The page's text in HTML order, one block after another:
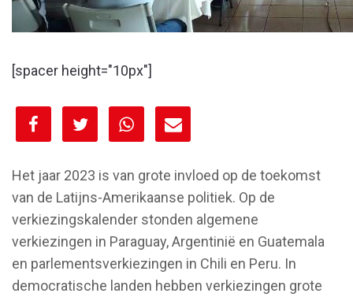
[spacer height="10px"]
[spacer height="10px"]
Het jaar 2023 is van grote invloed op de toekomst
van de Latijns-Amerikaanse politiek. Op de
verkiezingskalender stonden algemene
verkiezingen in Paraguay, Argentinië en Guatemala
en parlementsverkiezingen in Chili en Peru. In
democratische landen hebben verkiezingen grote